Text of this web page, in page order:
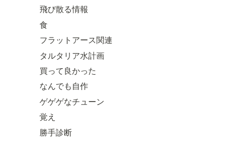
飛び散る情報
食
フラットアース関連
タルタリア水計画
買って良かった
なんでも自作
ゲゲゲなチューン
覚え
勝手診断